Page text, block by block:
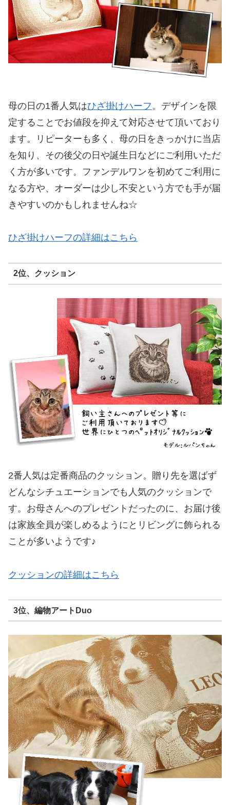
母の日の1番人気はひざ掛けハーフ 。デザインを限
定することでお値段を抑えて対応させて頂いており
ます。リピーターも多く、母の日をきっかけに当店
を知り、その後父の日や誕生日などにご利用いただ
く方が多いです。ファンデルワンを初めてご利用に
なる方や、オーダーは少し不安という方でも手が届
きやすいのかもしれませんね☆
ひざ掛けハーフの詳細はこちら
2位、クッション
2番人気は定番商品のクッション。贈り先を選ばず
どんなシチュエーションでも人気のクッションで
す。お母さんへのプレゼントだったのに、お届け後
は家族全員が楽しめるようにとリビングに飾られる
ことが多いようです♪
クッションの詳細はこちら
3位、編物アートDuo